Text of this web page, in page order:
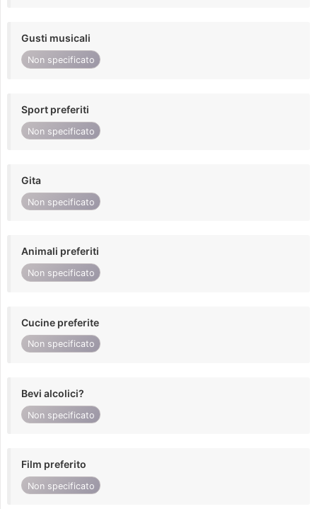
Gusti musicali
Non specificato
Sport preferiti
Non specificato
Gita
Non specificato
Animali preferiti
Non specificato
Cucine preferite
Non specificato
Bevi alcolici?
Non specificato
Film preferito
Non specificato